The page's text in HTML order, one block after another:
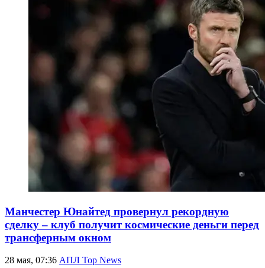
Манчестер Юнайтед провернул рекордную
сделку – клуб получит космические деньги перед
трансферным окном
28 мая, 07:36 АПЛ Top News